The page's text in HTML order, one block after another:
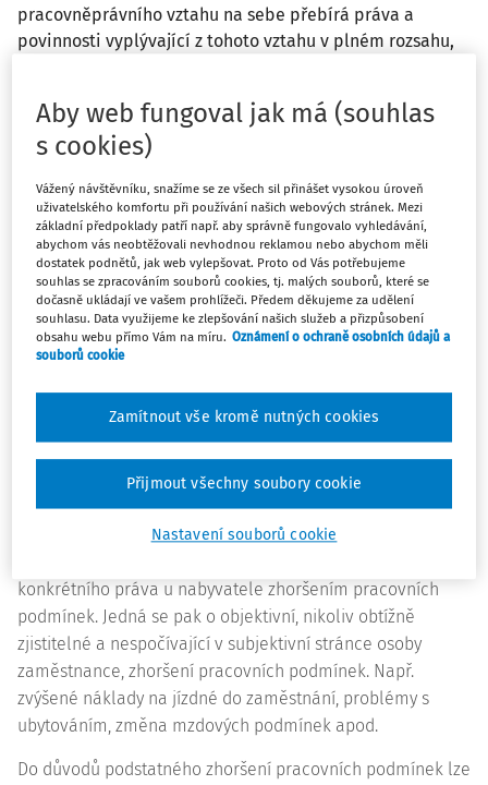
pracovněprávního vztahu na sebe přebírá práva a
povinnosti vyplývající z tohoto vztahu v plném rozsahu,
svého předchůdce ve stejné podobě (za stejných
podmínek), v jaké by existovaly u převodce, kdyby k
rozhodovací praxe Soudního dvora EU (SDEU) vyplývá, že
mzdové a pracovní podmínky musí být po přechodu
zachovány v nezměněné podobě. Z právní úpravy v
zákoníku práce vyplývá, že změny pracovních podmínek
jsou možné jen na základě dohody stran o změně
pracovní smlouvy dle § 40 až 47. Změna jednostranným
právním jednáním ze strany zaměstnavatele není možná.
Zhoršení pracovních podmínek
nabyvateli, má nárok na stejná práva vyplývající z
pracovněprávního vztahu jako u dosavadního
zaměstnavatele (převodce, např. právo na dovolenou
konkrétního práva u nabyvatele zhoršením pracovních
podmínek. Jedná se pak o objektivní, nikoliv obtížně
zjistitelné a nespočívající v subjektivní stránce osoby
zaměstnance, zhoršení pracovních podmínek. Např.
zvýšené náklady na jízdné do zaměstnání, problémy s
ubytováním, změna mzdových podmínek apod.
Do důvodů podstatného zhoršení pracovních podmínek lze
Aby web fungoval jak má (souhlas
s cookies)
Vážený návštěvníku, snažíme se ze všech sil přinášet vysokou úroveň
uživatelského komfortu při používání našich webových stránek. Mezi
základní předpoklady patří např. aby správně fungovalo vyhledávání,
abychom vás neobtěžovali nevhodnou reklamou nebo abychom měli
dostatek podnětů, jak web vylepšovat. Proto od Vás potřebujeme
souhlas se zpracováním souborů cookies, tj. malých souborů, které se
dočasně ukládají ve vašem prohlížeči. Předem děkujeme za udělení
souhlasu. Data využijeme ke zlepšování našich služeb a přizpůsobení
obsahu webu přímo Vám na míru. Oznámení o ochraně osobních údajů a
souborů cookie
Nastavení souborů cookie
Zamítnout vše kromě nutných cookies
Přijmout všechny soubory cookie